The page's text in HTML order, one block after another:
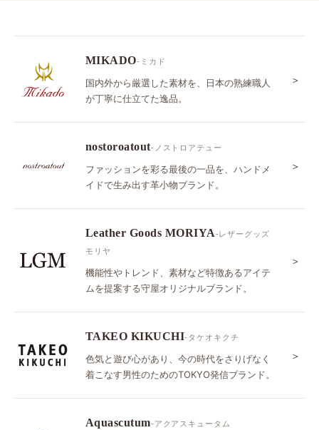
MIKADO-ミカド
国内外から厳選した素材を、日本の熟練職人
が丁寧に仕立てた逸品。
＞
nostoroatout-ノストロアテュー
ファッションを彩る最後の一品を、ハンドメ
イドで生み出す革小物ブランド。
＞
Leather Goods MORIYA-レザーグッズ
モリヤ
機能性やトレンド、素材など特徴あるアイテ
ムを提案する守屋オリジナルブランド。
＞
TAKEO KIKUCHI-タケオキクチ
色気と遊び心があり、今の時代をさりげなく
着こなす男性のためのTOKYO発信ブランド。
＞
Aquascutum-アクアスキュータム